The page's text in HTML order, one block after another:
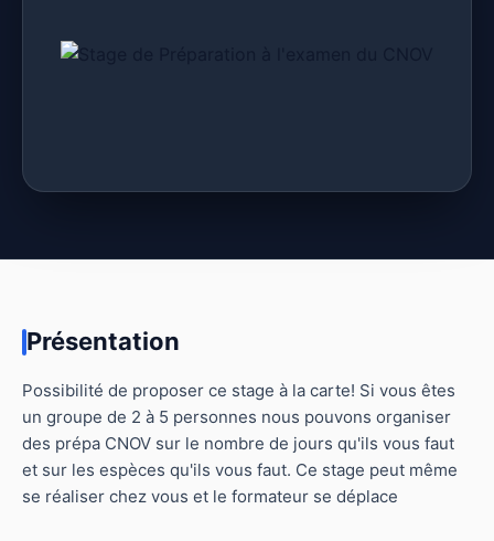
Présentation
Possibilité de proposer ce stage à la carte! Si vous êtes
un groupe de 2 à 5 personnes nous pouvons organiser
des prépa CNOV sur le nombre de jours qu'ils vous faut
et sur les espèces qu'ils vous faut. Ce stage peut même
se réaliser chez vous et le formateur se déplace